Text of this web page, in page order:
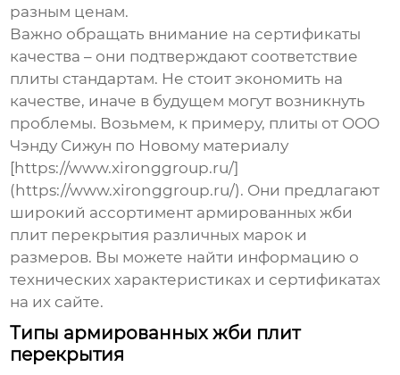
разным ценам.
Важно обращать внимание на сертификаты
качества – они подтверждают соответствие
плиты стандартам. Не стоит экономить на
качестве, иначе в будущем могут возникнуть
проблемы. Возьмем, к примеру, плиты от ООО
Чэнду Сижун по Новому материалу
[https://www.xironggroup.ru/]
(https://www.xironggroup.ru/). Они предлагают
широкий ассортимент армированных жби
плит перекрытия различных марок и
размеров. Вы можете найти информацию о
технических характеристиках и сертификатах
на их сайте.
Типы армированных жби плит
перекрытия